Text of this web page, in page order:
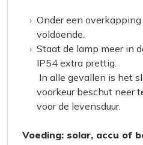
Onder een
voldoende.
Staat de lamp meer in
IP54 extra prettig.
In alle gevallen is het
voorkeur beschut neer
voor de levensduur.
Voeding: solar, accu of